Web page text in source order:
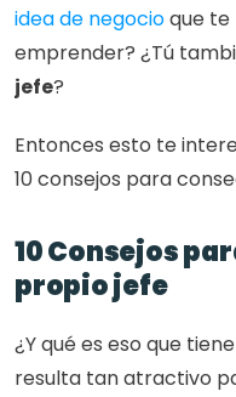
idea de negocio que te
emprender? ¿Tú
jefe?
Entonces esto te
10 consejos para
10 Consejos
propio jefe
¿Y qué es eso que
resulta tan atractivo